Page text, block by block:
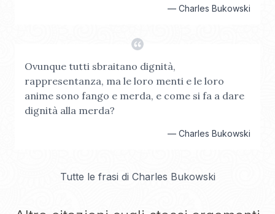
— Charles Bukowski
Ovunque tutti sbraitano dignità,
rappresentanza, ma le loro menti e le loro
anime sono fango e merda, e come si fa a dare
dignità alla merda?
— Charles Bukowski
Tutte le frasi di Charles Bukowski